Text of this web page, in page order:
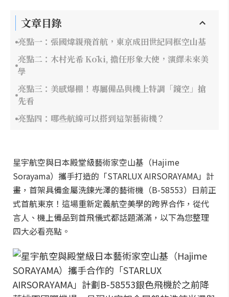
文章目錄
亮點一：張國煒親飛首航，東京成田世紀同框空山基
亮點二：木村光希 Kōki, 擔任形象大使，演繹未來美
學
亮點三：美感爆棚！專屬備品與機上特調「鏡空」搶
先看
亮點四：哪些航線可以搭到這架藝術機？
星宇航空與日本殿堂級藝術家空山基（Hajime
Sorayama）攜手打造的「STARLUX AIRSORAYAMA」計
畫，首架具備金屬洗鍊光澤的藝術機（B-58553）日前正
式首航東京！這場重新定義航空美學的跨界合作，從代
言人、機上備品到首飛儀式都話題滿滿，以下為您整理
四大必看亮點。